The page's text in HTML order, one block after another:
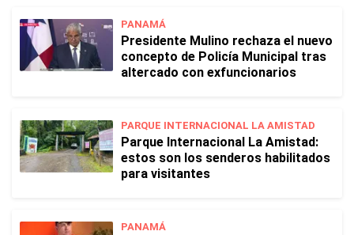
PANAMÁ
Presidente Mulino rechaza el nuevo
concepto de Policía Municipal tras
altercado con exfuncionarios
PARQUE INTERNACIONAL LA AMISTAD
Parque Internacional La Amistad:
estos son los senderos habilitados
para visitantes
PANAMÁ